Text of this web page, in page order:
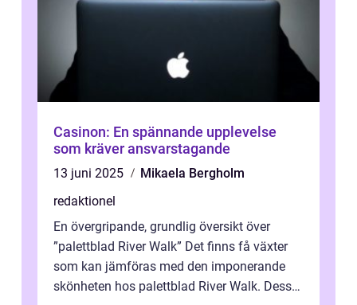
Casinon: En spännande upplevelse
som kräver ansvarstagande
13 juni 2025
Mikaela Bergholm
redaktionel
En övergripande, grundlig översikt över
”palettblad River Walk” Det finns få växter
som kan jämföras med den imponerande
skönheten hos palettblad River Walk. Dess